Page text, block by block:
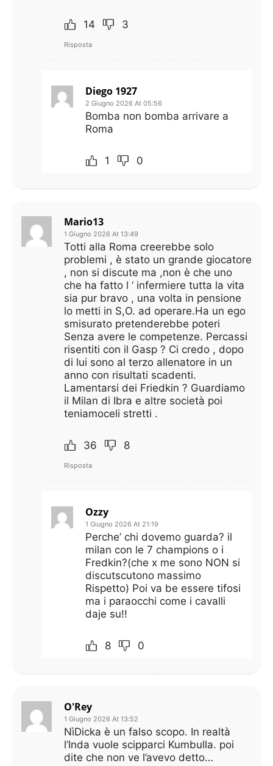
14 3
Risposta
Diego 1927
2 Giugno 2026 At 05:56
Bomba non bomba arrivare a
Roma
1 0
Mario13
1 Giugno 2026 At 13:49
Totti alla Roma creerebbe solo
problemi , è stato un grande giocatore
, non si discute ma ,non è che uno
che ha fatto l ‘ infermiere tutta la vita
sia pur bravo , una volta in pensione
lo metti in S,O. ad operare.Ha un ego
smisurato pretenderebbe poteri
Senza avere le competenze. Percassi
risentiti con il Gasp ? Ci credo , dopo
di lui sono al terzo allenatore in un
anno con risultati scadenti.
Lamentarsi dei Friedkin ? Guardiamo
il Milan di Ibra e altre società poi
teniamoceli stretti .
36 8
Risposta
Ozzy
1 Giugno 2026 At 21:19
Perche’ chi dovemo guarda? il
milan con le 7 champions o i
Fredkin?(che x me sono NON si
discutscutono massimo
Rispetto) Poi va be essere tifosi
ma i paraocchi come i cavalli
daje su!!
8 0
O'Rey
1 Giugno 2026 At 13:52
NìDicka è un falso scopo. In realtà
l’Inda vuole scipparci Kumbulla. poi
dite che non ve l’avevo detto…